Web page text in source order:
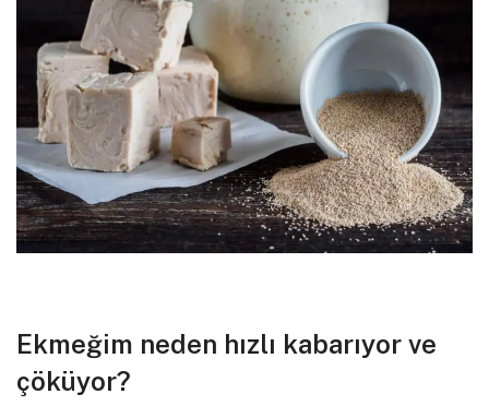
Ekmeğim neden hızlı kabarıyor ve
çöküyor?